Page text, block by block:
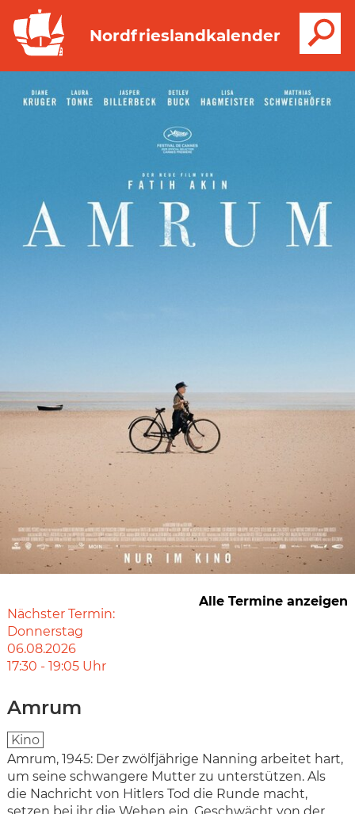
Nordfrieslandkalender
Nächster Termin:
Donnerstag
06.08.2026
17:30 - 19:05 Uhr
Alle Termine anzeigen
Amrum
Kino
Amrum, 1945: Der zwölfjährige Nanning arbeitet hart,
um seine schwangere Mutter zu unterstützen. Als
die Nachricht von Hitlers Tod die Runde macht,
setzen bei ihr die Wehen ein. Geschwächt von der